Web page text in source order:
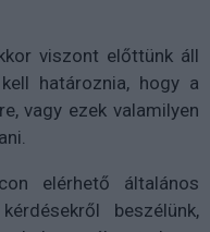
viszont előttünk áll
határoznia, hogy a
vagy ezek valamilyen
elérhető általános
beszélünk,